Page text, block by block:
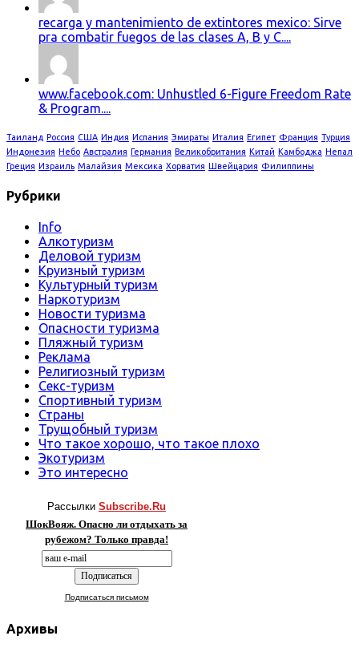
recarga y mantenimiento de extintores mexico: Sirve
pra combatir fuegos de las clases A, B y C....
www.facebook.com: Unhustled 6-Figure Freedom Rate
& Program....
Таиланд Россия США Индия Испания Эмираты Италия Египет Франция Турция
Индонезия Небо Австралия Германия Великобритания Китай Камбоджа Непал
Греция Израиль Малайзия Мексика Хорватия Швейцария Филиппины
Рубрики
Info
Алкотуризм
Деловой туризм
Круизный туризм
Культурный туризм
Наркотуризм
Новости туризма
Опасности туризма
Пляжный туризм
Реклама
Религиозный туризм
Секс-туризм
Спортивный туризм
Страны
Трущобный туризм
Что такое хорошо, что такое плохо
Экотуризм
Это интересно
Рассылки Subscribe.Ru
ШокВояж. Опасно ли отдыхать за
рубежом? Только правда!
Подписаться письмом
Архивы